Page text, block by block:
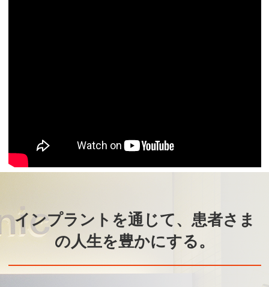
インプラントを通じて、患者さま
の人生を豊かにする。